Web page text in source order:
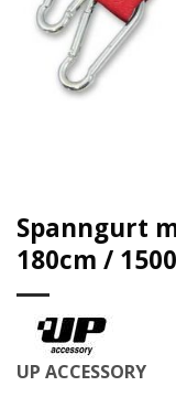
Spanngurt
180cm /
UP ACCESSORY